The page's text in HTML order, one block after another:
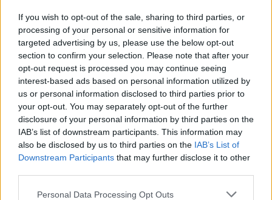
If you wish to opt-out of the sale, sharing to third parties, or
processing of your personal or sensitive information for
targeted advertising by us, please use the below opt-out
section to confirm your selection. Please note that after your
opt-out request is processed you may continue seeing
interest-based ads based on personal information utilized by
us or personal information disclosed to third parties prior to
your opt-out. You may separately opt-out of the further
disclosure of your personal information by third parties on the
IAB’s list of downstream participants. This information may
also be disclosed by us to third parties on the IAB’s List of
Downstream Participants that may further disclose it to other
Please note that this website/app uses one or more Google
Personal Data Processing Opt Outs
Vladimir Putin firma ley que regula el uso de criptomonedas en
Rusia a partir de septiembre
Diego Martín · 6 Ago 2026